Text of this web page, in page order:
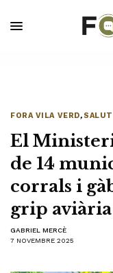
FORA VILA VERD,SALUT
El
de 14
corrals i
grip aviària
GABRIEL MERCÈ
7 NOVEMBRE 2025